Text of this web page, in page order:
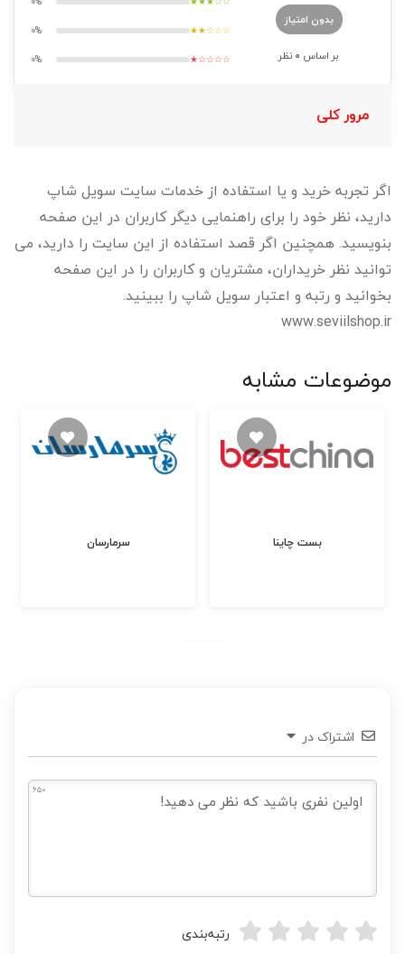
بدون امتیاز
بر اساس 0 نظر
★★☆☆☆
0%
★☆☆☆☆
0%
مرور کلی
اگر تجربه خرید و یا استفاده از خدمات سایت سویل شاپ​
دارید، نظر خود را برای راهنمایی دیگر کاربران در این صفحه
بنویسید. همچنین اگر قصد استفاده از این سایت را دارید، می
توانید نظر خریداران، مشتریان و کاربران را در این صفحه
بخوانید و رتبه و اعتبار سویل شاپ را ببینید.
www.seviilshop.ir
موضوعات مشابه
سرمارسان بست چاینا
اشتراک در
650
رتبه‌بندی